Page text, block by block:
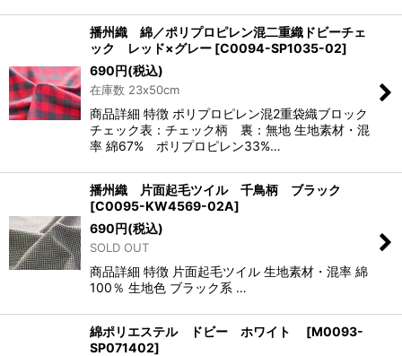
播州織 綿／ポリプロピレン混二重織ドビーチェ
ック レッド×グレー [C0094-SP1035-02]
690円(税込)
在庫数 23x50cm
商品詳細 特徴 ポリプロピレン混2重袋織ブロック
チェック表：チェック柄 裏：無地 生地素材・混
率 綿67% ポリプロピレン33%…
播州織 片面起毛ツイル 千鳥柄 ブラック
[C0095-KW4569-02A]
690円(税込)
SOLD OUT
商品詳細 特徴 片面起毛ツイル 生地素材・混率 綿
100％ 生地色 ブラック系 …
綿ポリエステル ドビー ホワイト [M0093-
SP071402]